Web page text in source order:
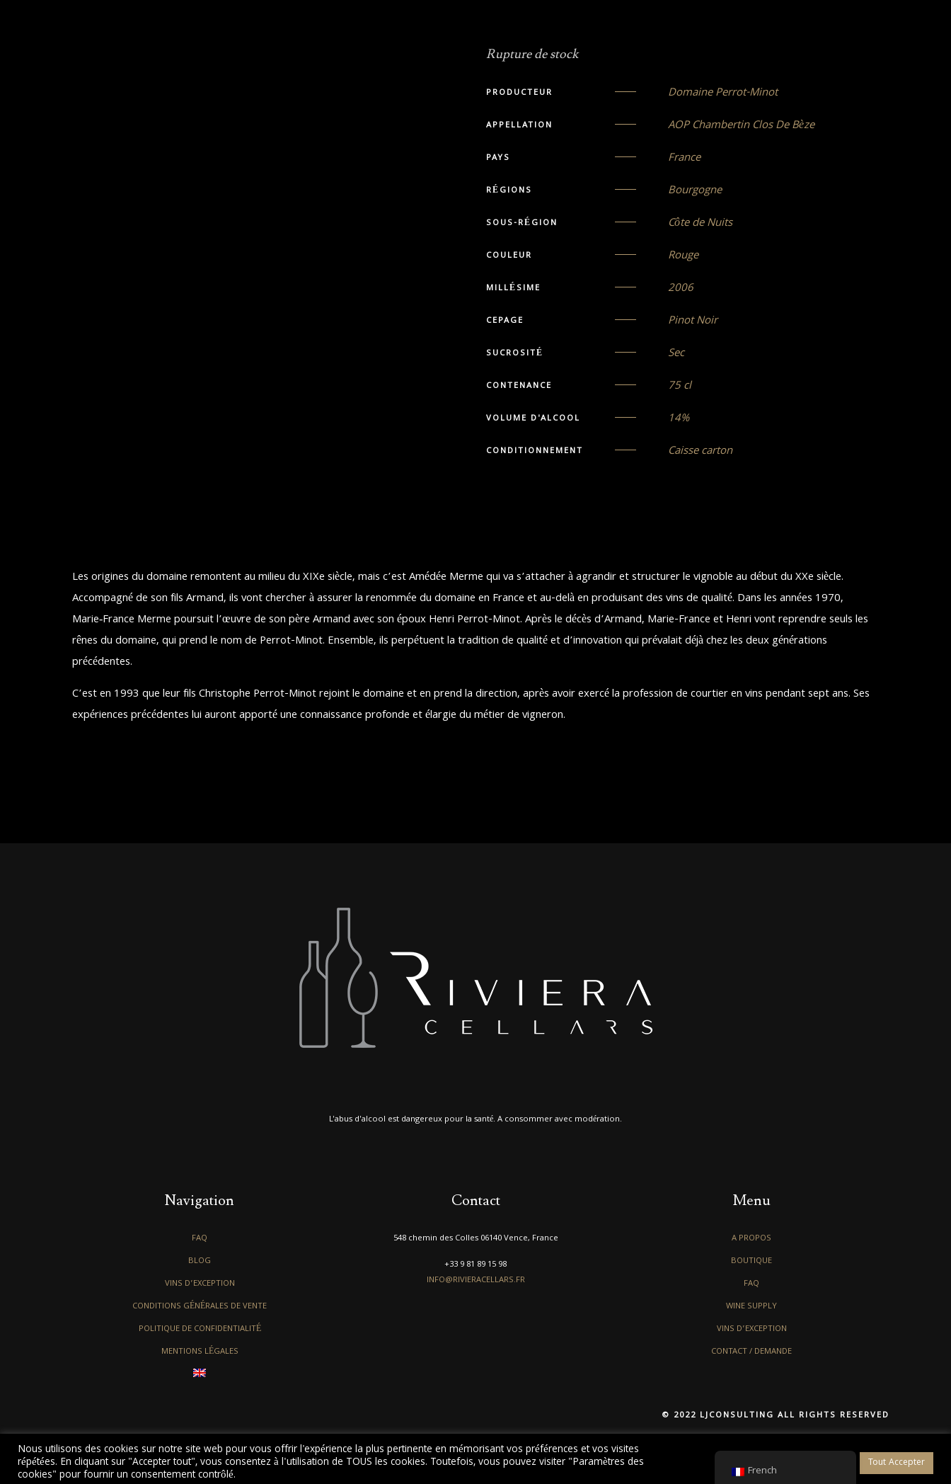
Rupture de stock
PRODUCTEUR Domaine Perrot-Minot
APPELLATION AOP Chambertin Clos De Bèze
PAYS France
RÉGIONS Bourgogne
SOUS-RÉGION Côte de Nuits
COULEUR Rouge
MILLÉSIME 2006
CEPAGE Pinot Noir
SUCROSITÉ Sec
CONTENANCE 75 cl
VOLUME D'ALCOOL 14%
CONDITIONNEMENT Caisse carton
Les origines du domaine remontent au milieu du XIXe siècle, mais c’est Amédée Merme qui va s’attacher à agrandir et structurer le vignoble au début du XXe siècle.
Accompagné de son fils Armand, ils vont chercher à assurer la renommée du domaine en France et au-delà en produisant des vins de qualité. Dans les années 1970,
Marie‑France Merme poursuit l’œuvre de son père Armand avec son époux Henri Perrot-Minot. Après le décès d’Armand, Marie-France et Henri vont reprendre seuls les
rênes du domaine, qui prend le nom de Perrot-Minot. Ensemble, ils perpétuent la tradition de qualité et d’innovation qui prévalait déjà chez les deux générations
précédentes.
C’est en 1993 que leur fils Christophe Perrot-Minot rejoint le domaine et en prend la direction, après avoir exercé la profession de courtier en vins pendant sept ans. Ses
expériences précédentes lui auront apporté une connaissance profonde et élargie du métier de vigneron.
L'abus d'alcool est dangereux pour la santé. A consommer avec modération.
Navigation
FAQ
BLOG
VINS D’EXCEPTION
CONDITIONS GÉNÉRALES DE VENTE
POLITIQUE DE CONFIDENTIALITÉ
MENTIONS LÉGALES
Contact
548 chemin des Colles 06140 Vence, France
+33 9 81 89 15 98
INFO@RIVIERACELLARS.FR
Menu
A PROPOS
BOUTIQUE
FAQ
WINE SUPPLY
VINS D’EXCEPTION
CONTACT / DEMANDE
© 2022 LJCONSULTING ALL RIGHTS RESERVED
Nous utilisons des cookies sur notre site web pour vous offrir l'expérience la plus pertinente en mémorisant vos préférences et vos visites
répétées. En cliquant sur "Accepter tout", vous consentez à l'utilisation de TOUS les cookies. Toutefois, vous pouvez visiter "Paramètres des
cookies" pour fournir un consentement contrôlé.
Paramètres des cookies Tout Accepter
French